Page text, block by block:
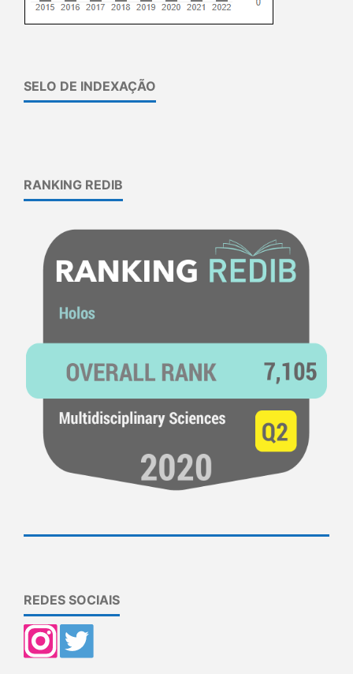
SELO DE INDEXAÇÃO
RANKING REDIB
REDES SOCIAIS